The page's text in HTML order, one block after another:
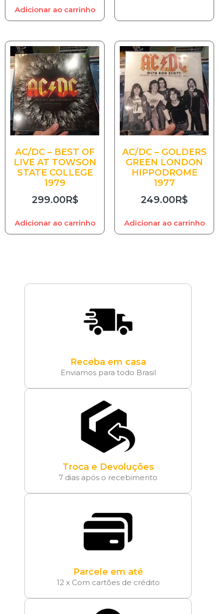
Adicionar ao carrinho
AC/DC – BEST OF
LIVE AT TOWSON
STATE COLLEGE
1979
299.00R$
Adicionar ao carrinho
AC/DC – GOLDERS
GREEN LONDON
HIPPODROME
1977
249.00R$
Adicionar ao carrinho
Receba em casa
Enviamos para todo Brasil
Troca e Devoluções
7 dias após o recebimento
Parcele em até
12 x Com cartões de crédito